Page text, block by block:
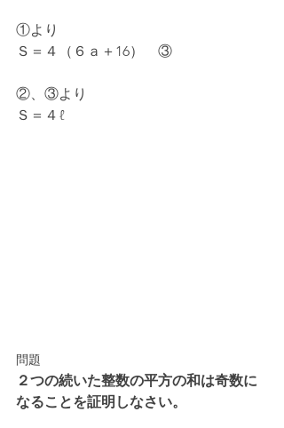
①より
Ｓ＝４（６ａ＋16）　③
②、③より
Ｓ＝４ℓ
問題
２つの続いた整数の平方の和は奇数に
なることを証明しなさい。